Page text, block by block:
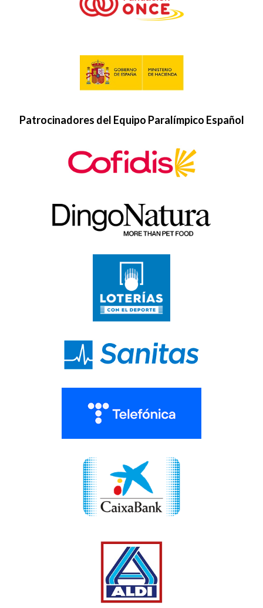
Patrocinadores del Equipo Paralímpico Español